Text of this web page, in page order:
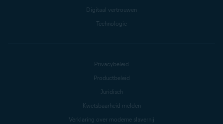
Digitaal vertrouwen
Technologie
Privacybeleid
Productbeleid
Juridisch
Kwetsbaarheid melden
Verklaring over moderne slavernij